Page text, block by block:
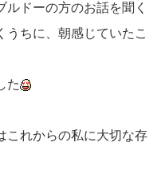
ドーの方のお話を聞く
ちに、朝感じていたこ
た
これからの私に大切な存